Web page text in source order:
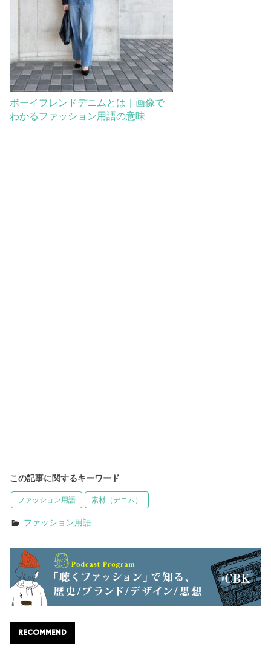
ボーイフレンドデニムとは｜画像で
わかるファッション用語の意味
この記事に関するキーワード
ファッション用語 素材（デニム）
ファッション用語
RECOMMEND